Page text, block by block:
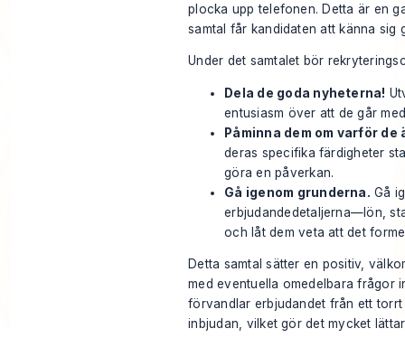
plocka upp telefonen. Detta är en
samtal får kandidaten att känna sig
Under det samtalet bör
Dela de goda nyheterna!
entusiasm över att de går
Påminna dem om varför
deras specifika färdigheter
göra en påverkan.
Gå igenom grunderna. Gå
erbjudandedetaljerna—lön,
och låt dem veta att det
Detta samtal sätter en positiv,
med eventuella omedelbara frågor
förvandlar erbjudandet från ett
inbjudan, vilket gör det mycket